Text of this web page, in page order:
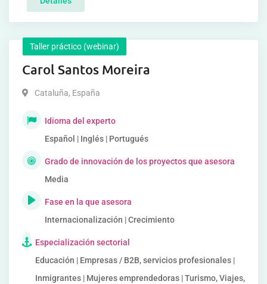
Taller práctico (webinar)
Carol Santos Moreira
Cataluña, España
Idioma del experto
Español | Inglés | Portugués
Grado de innovación de los proyectos que asesora
Media
Fase en la que asesora
Internacionalización | Crecimiento
Especialización sectorial
Educación | Empresas / B2B, servicios profesionales |
Inmigrantes | Mujeres emprendedoras | Turismo, Viajes,